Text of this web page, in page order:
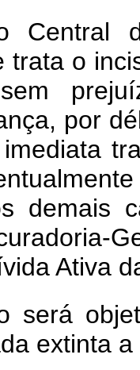
trata o
por
demais
Ativa
será
extinta